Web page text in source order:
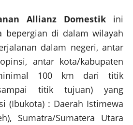
Allianz Domestik ini
bepergian di dalam wilayah
dalam negeri, antar
antar kota/kabupaten
100 km dari titik
titik tujuan) yang
(Ibukota) : Daerah Istimewa
Sumatra/Sumatera Utara